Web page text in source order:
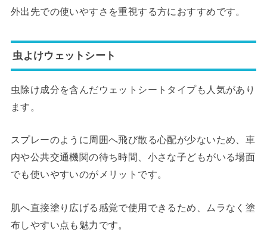
外出先での使いやすさを重視する方におすすめです。
虫よけウェットシート
虫除け成分を含んだウェットシートタイプも人気があり
ます。
スプレーのように周囲へ飛び散る心配が少ないため、車
内や公共交通機関の待ち時間、小さな子どもがいる場面
でも使いやすいのがメリットです。
肌へ直接塗り広げる感覚で使用できるため、ムラなく塗
布しやすい点も魅力です。